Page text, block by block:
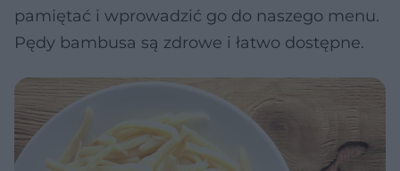
pamiętać i wprowadzić go do naszego menu.
Pędy bambusa są zdrowe i łatwo dostępne.